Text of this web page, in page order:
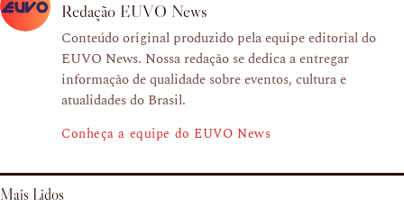
Redação EUVO News
Conteúdo original produzido pela equipe editorial do
EUVO News. Nossa redação se dedica a entregar
informação de qualidade sobre eventos, cultura e
atualidades do Brasil.
Conheça a equipe do EUVO News
Mais Lidos